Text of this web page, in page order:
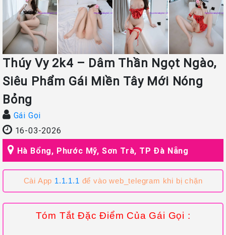
Thúy Vy 2k4 – Dâm Thần Ngọt Ngào,
Siêu Phẩm Gái Miền Tây Mới Nóng
Bỏng
Gái Gọi
16-03-2026
Hà Bổng, Phước Mỹ, Sơn Trà, TP Đà Nẵng
Cài App 1.1.1.1 để vào web_telegram khi bị chặn
Tóm Tắt Đặc Điểm Của Gái Gọi :